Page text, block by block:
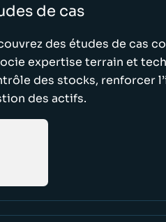
de cas
des études de cas
expertise terrain et
des stocks, renforcer
des actifs.